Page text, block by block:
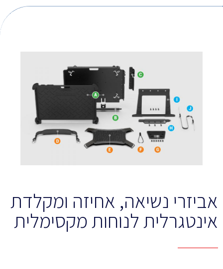
אביזרי נשיאה, אחיזה ומקלדת
אינטגרלית לנוחות מקסימלית